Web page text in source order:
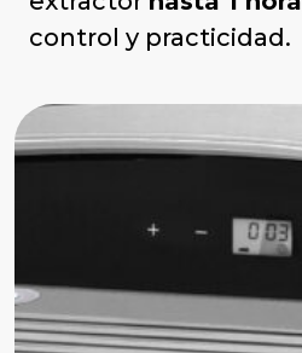
control y practicidad.